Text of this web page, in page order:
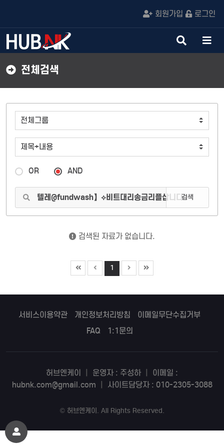
회원가입 로그인
검
색
메
뉴
전체검색
OR AND
검색
검색된 자료가 없습니다.
1
서비스이용약관 개인정보처리방침
이메일무단수집거부
FAQ
1:1문의
허브엔케이 운영자 : 주성하
이메일 :
hubnk.com@gmail.com
사이트담당자 : 010-2305-3088
© 허브엔케이 . All Rights Reserved.